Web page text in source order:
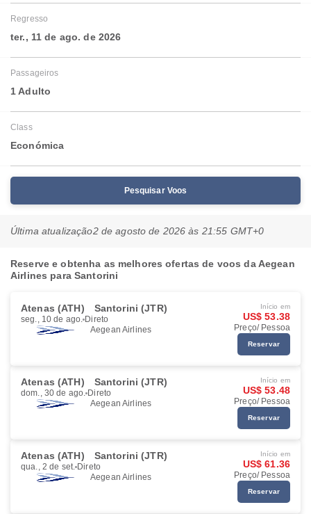
Regresso
ter., 11 de ago. de 2026
Passageiros
1 Adulto
Class
Económica
Pesquisar Voos
Última atualização2 de agosto de 2026 às 21:55 GMT+0
Reserve e obtenha as melhores ofertas de voos da Aegean
Airlines para Santorini
Atenas (ATH) Santorini (JTR)
seg., 10 de ago. Direto
Aegean Airlines
Início em
US$ 53.38
Preço/ Pessoa
Reservar
Atenas (ATH) Santorini (JTR)
dom., 30 de ago. Direto
Aegean Airlines
Início em
US$ 53.48
Preço/ Pessoa
Reservar
Atenas (ATH) Santorini (JTR)
qua., 2 de set. Direto
Aegean Airlines
Início em
US$ 61.36
Preço/ Pessoa
Reservar